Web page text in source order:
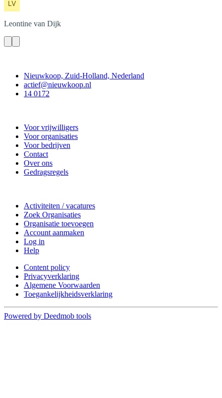
Leontine van Dijk
Nieuwkoop, Zuid-Holland, Nederland
actief@nieuwkoop.nl
14 0172
Voor vrijwilligers
Voor organisaties
Voor bedrijven
Contact
Over ons
Gedragsregels
Activiteiten / vacatures
Zoek Organisaties
Organisatie toevoegen
Account aanmaken
Log in
Help
Content policy
Privacyverklaring
Algemene Voorwaarden
Toegankelijkheidsverklaring
Powered by Deedmob tools